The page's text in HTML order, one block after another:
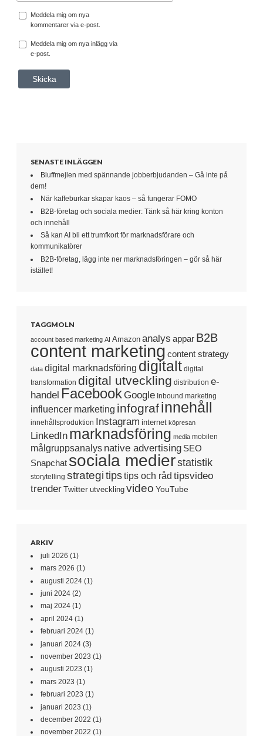
Meddela mig om nya
kommentarer via e-post.
Meddela mig om nya inlägg via
e-post.
SENASTE INLÄGGEN
Bluffmejlen med spännande jobberbjudanden – Gå inte på
dem!
När kaffeburkar skapar kaos – så fungerar FOMO
B2B-företag och sociala medier: Tänk så här kring konton
och innehåll
Så kan AI bli ett trumfkort för marknadsförare och
kommunikatörer
B2B-företag, lägg inte ner marknadsföringen – gör så här
istället!
TAGGMOLN
account based marketing AI Amazon analys appar B2B
content marketing content strategy
data digital marknadsföring digitalt digital
transformation digital utveckling distribution e-
handel Facebook Google Inbound marketing
influencer marketing infografinnehåll
innehållsproduktion Instagram internet köpresan
LinkedIn marknadsföring media mobilen
målgruppsanalys native advertising SEO
Snapchat sociala medierstatistik
storytelling strategi tipstips och råd tipsvideo
trenderTwitter utveckling video YouTube
ARKIV
juli 2026 (1)
mars 2026 (1)
augusti 2024 (1)
juni 2024 (2)
maj 2024 (1)
april 2024 (1)
februari 2024 (1)
januari 2024 (3)
november 2023 (1)
augusti 2023 (1)
mars 2023 (1)
februari 2023 (1)
januari 2023 (1)
december 2022 (1)
november 2022 (1)